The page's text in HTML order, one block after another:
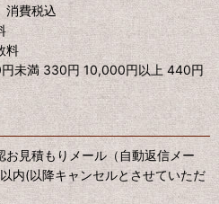
消費税込
料
料
未満 330円 10,000円以上 440円
見積もりメール（自動返信メー
(以降キャンセルとさせていただ